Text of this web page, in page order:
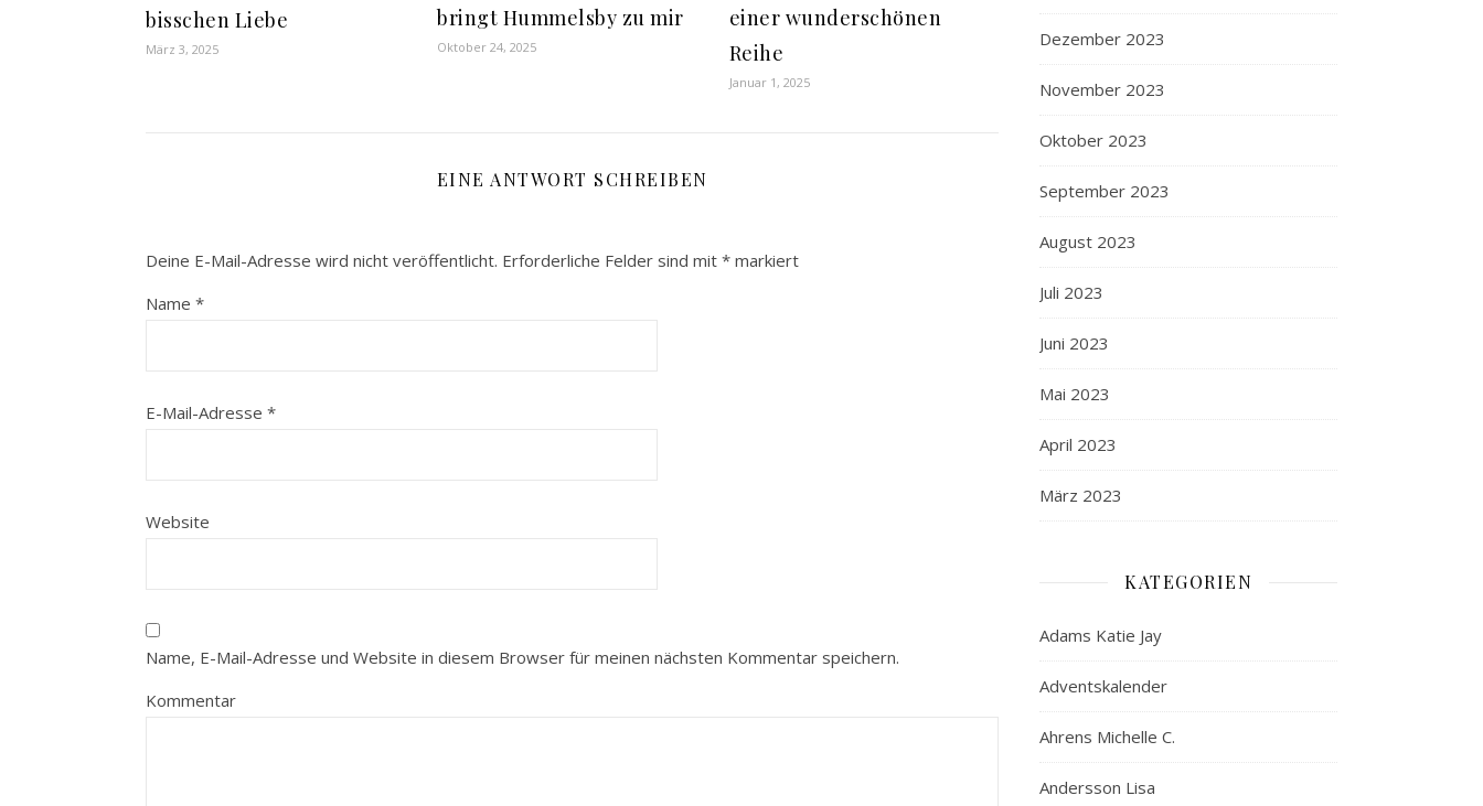
bisschen Liebe
März 3, 2025
bringt Hummelsby zu mir
Oktober 24, 2025
einer wunderschönen
Reihe
Januar 1, 2025
EINE ANTWORT SCHREIBEN
Deine E-Mail-Adresse wird nicht veröffentlicht. Erforderliche Felder sind mit * markiert
Name *
E-Mail-Adresse *
Website
Name, E-Mail-Adresse und Website in diesem Browser für meinen nächsten Kommentar speichern.
Kommentar
Dezember 2023
November 2023
Oktober 2023
September 2023
August 2023
Juli 2023
Juni 2023
Mai 2023
April 2023
März 2023
KATEGORIEN
Adams Katie Jay
Adventskalender
Ahrens Michelle C.
Andersson Lisa